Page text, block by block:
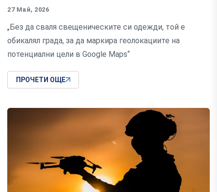
27 Май, 2026
„Без да сваля свещеническите си одежди, той е
обикалял града, за да маркира геолокациите на
потенциални цели в Google Maps“
ПРОЧЕТИ ОЩЕ